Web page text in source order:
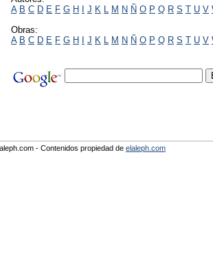
A B C D E F G H I J K L M N Ñ O P Q R S T U V
Obras:
A B C D E F G H I J K L M N Ñ O P Q R S T U V
- Contenidos propiedad de elaleph.com